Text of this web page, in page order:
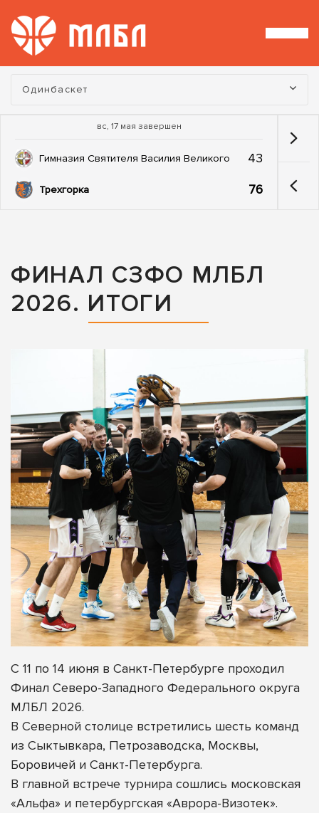
Турнир:
Одинбаскет
вс, 17 мая завершен
Гимназия Святителя Василия Великого 43
Трехгорка 76
ФИНАЛ СЗФО МЛБЛ
2026. ИТОГИ
С 11 по 14 июня в Санкт-Петербурге проходил
Финал Северо-Западного Федерального округа
МЛБЛ 2026.
В Северной столице встретились шесть команд
из Сыктывкара, Петрозаводска, Москвы,
Боровичей и Санкт-Петербурга.
В главной встрече турнира сошлись московская
«Альфа» и петербургская «Аврора-Визотек».